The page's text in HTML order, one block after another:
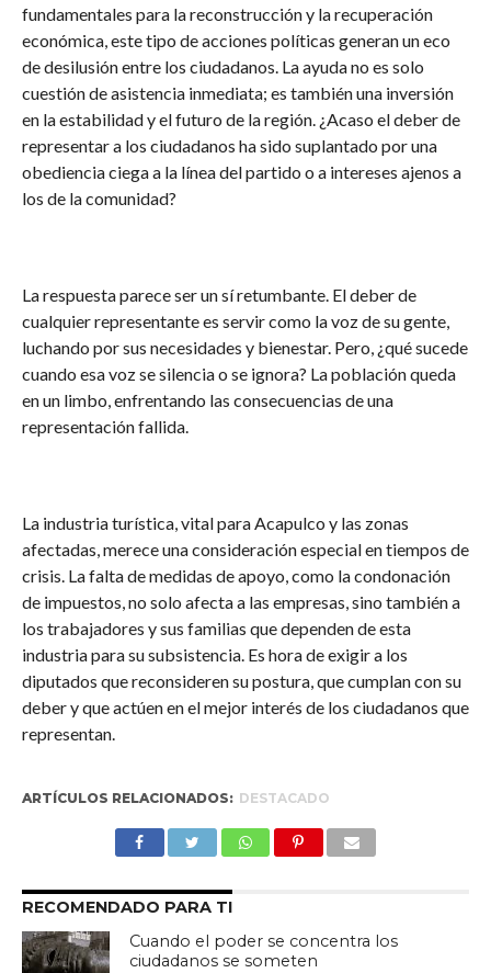
fundamentales para la reconstrucción y la recuperación
económica, este tipo de acciones políticas generan un eco
de desilusión entre los ciudadanos. La ayuda no es solo
cuestión de asistencia inmediata; es también una inversión
en la estabilidad y el futuro de la región. ¿Acaso el deber de
representar a los ciudadanos ha sido suplantado por una
obediencia ciega a la línea del partido o a intereses ajenos a
los de la comunidad?
La respuesta parece ser un sí retumbante. El deber de
cualquier representante es servir como la voz de su gente,
luchando por sus necesidades y bienestar. Pero, ¿qué sucede
cuando esa voz se silencia o se ignora? La población queda
en un limbo, enfrentando las consecuencias de una
representación fallida.
La industria turística, vital para Acapulco y las zonas
afectadas, merece una consideración especial en tiempos de
crisis. La falta de medidas de apoyo, como la condonación
de impuestos, no solo afecta a las empresas, sino también a
los trabajadores y sus familias que dependen de esta
industria para su subsistencia. Es hora de exigir a los
diputados que reconsideren su postura, que cumplan con su
deber y que actúen en el mejor interés de los ciudadanos que
representan.
ARTÍCULOS RELACIONADOS: DESTACADO
RECOMENDADO PARA TI
Cuando el poder se concentra los
ciudadanos se someten